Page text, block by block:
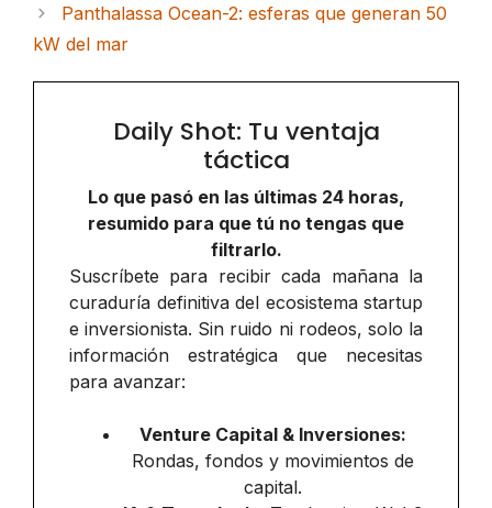
Panthalassa Ocean-2: esferas que generan 50
kW del mar
Daily Shot: Tu ventaja
táctica
Lo que pasó en las últimas 24 horas,
resumido para que tú no tengas que
filtrarlo.
Suscríbete para recibir cada mañana la
curaduría definitiva del ecosistema startup
e inversionista. Sin ruido ni rodeos, solo la
información estratégica que necesitas
para avanzar:
Venture Capital & Inversiones:
Rondas, fondos y movimientos de
capital.